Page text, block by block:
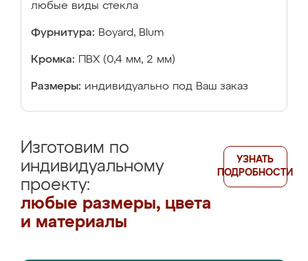
любые виды стекла
Фурнитура: Boyard, Blum
Кромка: ПВХ (0,4 мм, 2 мм)
Размеры: индивидуально под Ваш заказ
Изготовим по
индивидуальному
проекту:
любые размеры, цвета
и материалы
УЗНАТЬ
ПОДРОБНОСТИ